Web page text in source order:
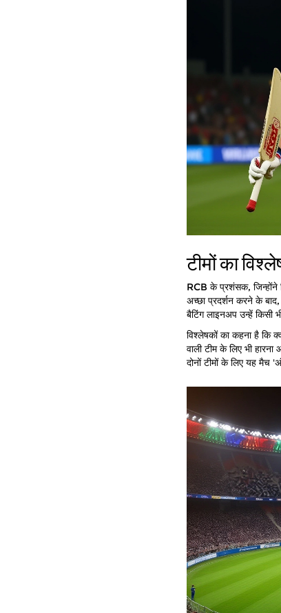
टीमों का
RCB के प्रशंसक, जिन्होंने
अच्छा प्रदर्शन करने के
बैटिंग लाइनअप उन्हें किसी
विश्लेषकों का कहना है कि
वाली टीम के लिए भी
दोनों टीमों के लिए यह मैच